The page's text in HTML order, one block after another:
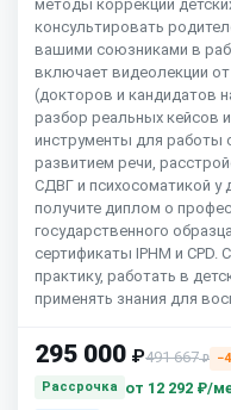
методы коррекции
консультировать
вашими союзниками в
включает видеолекции
(докторов и кандидатов
разбор реальных кейсов
инструменты для работы
развитием речи,
СДВГ и психосоматикой у
получите диплом о
государственного
сертификаты IPHM и
практику, работать в
применять знания для
295 000 ₽491 667₽
Рассрочка
от 12 292 ₽/